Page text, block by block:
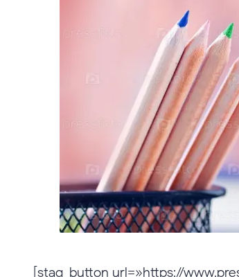
[stag_button url=»https://